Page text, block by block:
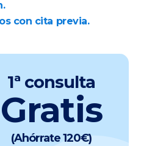
con cita previa.
1ª consulta
Gratis
(Ahórrate 120€)